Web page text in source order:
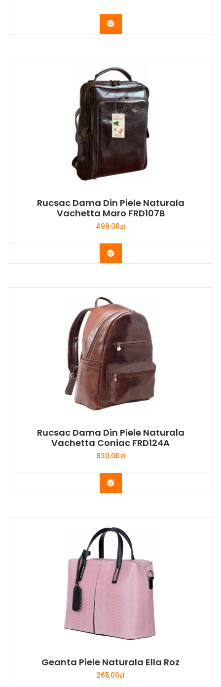
Buy Now
Rucsac Dama Din Piele Naturala
Vachetta Maro FRD107B
499,00zł
Buy Now
Rucsac Dama Din Piele Naturala
Vachetta Coniac FRD124A
830,00zł
Buy Now
Geanta Piele Naturala Ella Roz
265,00zł